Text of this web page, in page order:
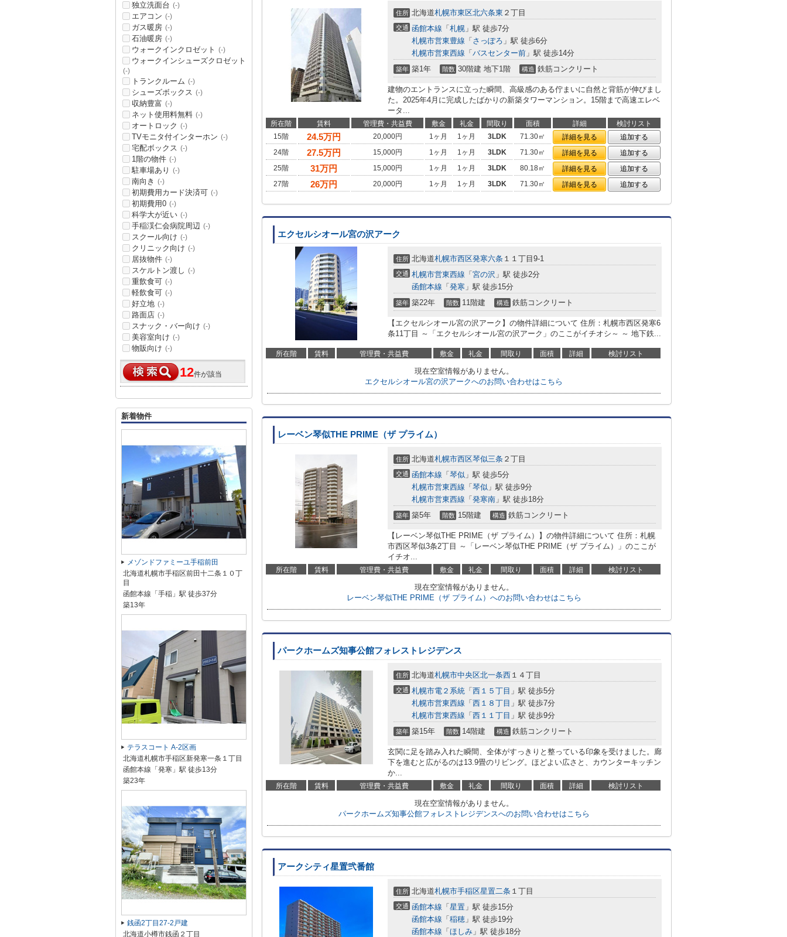
住所 北海道札幌市東区北六条東 ２丁目
交通 函館本線 「 札幌 」駅 徒歩7分
札幌市営東豊線 「 さっぽろ 」駅 徒歩6分
札幌市営東西線 「 バスセンター前 」駅 徒歩14分
築年 築1年 階数 30階建 地下1階 構造 鉄筋コンクリート
建物のエントランスに立った瞬間、高級感のある佇まいに自然と背筋が伸びまし
た。2025年4月に完成したばかりの新築タワーマンション。15階まで高速エレベ
ータ...
所在階 賃料 管理費・共益費 敷金 礼金 間取り 面積 詳細
検討リスト
15階
24.5万円 20,000円 1ヶ月 1ヶ月 3LDK 71.30㎡ 詳細を見る
追加する
24階
27.5万円 15,000円 1ヶ月 1ヶ月 3LDK 71.30㎡ 詳細を見る
追加する
25階
31万円 15,000円 1ヶ月 1ヶ月 3LDK 80.18㎡ 詳細を見る
追加する
27階
26万円 20,000円 1ヶ月 1ヶ月 3LDK 71.30㎡ 詳細を見る 追加する
エクセルシオール宮の沢アーク
住所 北海道札幌市西区発寒六条 １１丁目9-1
交通 札幌市営東西線 「 宮の沢 」駅 徒歩2分
函館本線 「 発寒 」駅 徒歩15分
築年 築22年 階数 11階建 構造 鉄筋コンクリート
【エクセルシオール宮の沢アーク】の物件詳細について 住所：札幌市西区発寒6
条11丁目 ～「エクセルシオール宮の沢アーク」のここがイチオシ～ ～ 地下鉄...
所在階 賃料 管理費・共益費 敷金 礼金 間取り 面積 詳細 検討リスト
現在空室情報がありません。
エクセルシオール宮の沢アークへのお問い合わせはこちら
レーベン琴似THE PRIME（ザ プライム）
住所 北海道札幌市西区琴似三条 ２丁目
交通 函館本線 「 琴似 」駅 徒歩5分
札幌市営東西線 「 琴似 」駅 徒歩9分
札幌市営東西線 「 発寒南 」駅 徒歩18分
築年 築5年 階数 15階建 構造 鉄筋コンクリート
【レーベン琴似THE PRIME（ザ プライム）】の物件詳細について 住所：札幌
市西区琴似3条2丁目 ～「レーベン琴似THE PRIME（ザ プライム）」のここが
イチオ...
所在階 賃料 管理費・共益費 敷金 礼金 間取り 面積 詳細 検討リスト
現在空室情報がありません。
レーベン琴似THE PRIME（ザ プライム）へのお問い合わせはこちら
パークホームズ知事公館フォレストレジデンス
住所 北海道札幌市中央区北一条西 １４丁目
交通 札幌市電２系統 「 西１５丁目 」駅 徒歩5分
札幌市営東西線 「 西１８丁目 」駅 徒歩7分
札幌市営東西線 「 西１１丁目 」駅 徒歩9分
築年 築15年 階数 14階建 構造 鉄筋コンクリート
玄関に足を踏み入れた瞬間、全体がすっきりと整っている印象を受けました。廊
下を進むと広がるのは13.9畳のリビング。ほどよい広さと、カウンターキッチン
か...
所在階 賃料 管理費・共益費 敷金 礼金 間取り 面積 詳細 検討リスト
現在空室情報がありません。
パークホームズ知事公館フォレストレジデンスへのお問い合わせはこちら
アークシティ星置弐番館
住所 北海道札幌市手稲区星置二条 １丁目
交通 函館本線 「 星置 」駅 徒歩15分
函館本線 「 稲穂 」駅 徒歩19分
函館本線 「 ほしみ 」駅 徒歩18分
独立洗面台 (-)
エアコン (-)
ガス暖房 (-)
石油暖房 (-)
ウォークインクロゼット (-)
ウォークインシューズクロゼット
(-)
トランクルーム (-)
シューズボックス (-)
収納豊富 (-)
ネット使用料無料 (-)
オートロック (-)
TVモニタ付インターホン (-)
宅配ボックス (-)
1階の物件 (-)
駐車場あり (-)
南向き (-)
初期費用カード決済可 (-)
初期費用0 (-)
科学大が近い (-)
手稲渓仁会病院周辺 (-)
スクール向け (-)
クリニック向け (-)
居抜物件 (-)
スケルトン渡し (-)
重飲食可 (-)
軽飲食可 (-)
好立地 (-)
路面店 (-)
スナック・バー向け (-)
美容室向け (-)
物販向け (-)
12件が該当
新着物件
メゾンドファミーユ手稲前田
北海道札幌市手稲区前田十二条１０丁
目
函館本線「手稲」駅 徒歩37分
築13年
テラスコート A-2区画
北海道札幌市手稲区新発寒一条１丁目
函館本線「発寒」駅 徒歩13分
築23年
銭函2丁目27-2戸建
北海道小樽市銭函２丁目